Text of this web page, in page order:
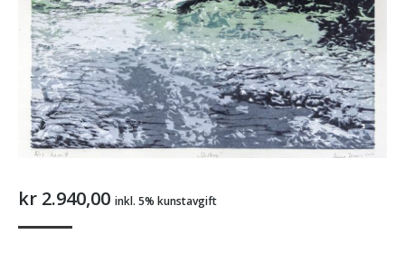
kr 2.940,00 inkl. 5% kunstavgift